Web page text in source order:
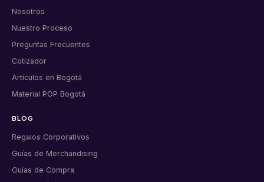
Nosotros
Nuestro Proceso
Preguntas Frecuentes
Cotizador
Artículos en Bogotá
Material POP Bogotá
BLOG
Regalos Corporativos
Guías de Merchandising
Guías de Compra